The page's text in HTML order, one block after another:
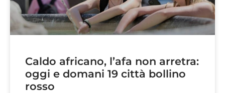
Caldo africano, l’afa non arretra:
oggi e domani 19 città bollino
rosso